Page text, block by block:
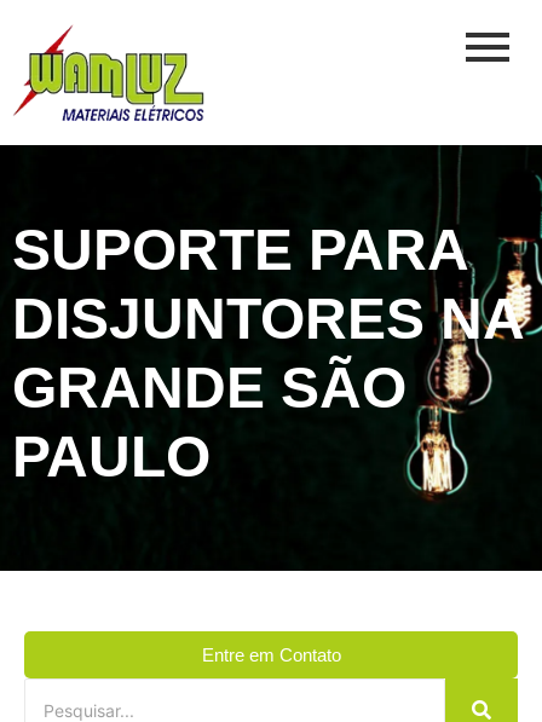
SUPORTE PARA
DISJUNTORES NA
GRANDE SÃO
PAULO
Entre em Contato